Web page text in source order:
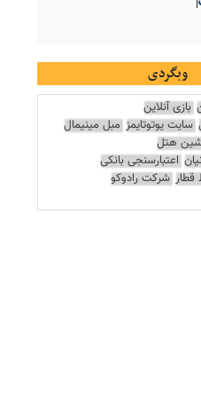
وبگردی
بازی آنلاین
سایت یوتوتایمز مبل مینیمال
هتل
اعتبارسنجی بانکی
قطار شرکت رادوکو